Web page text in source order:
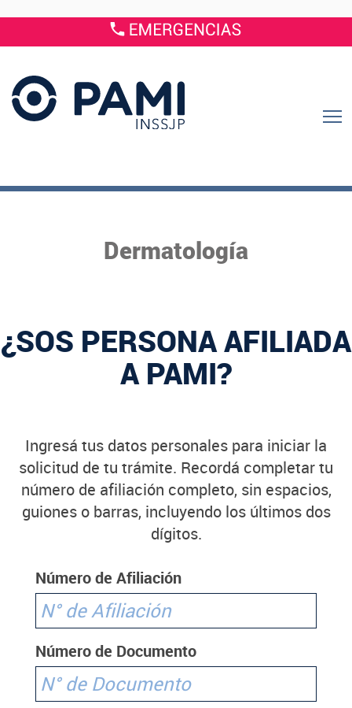
Dermatología
¿SOS PERSONA AFILIADA
A PAMI?
Ingresá tus datos personales para iniciar la
solicitud de tu trámite. Recordá completar tu
número de afiliación completo, sin espacios,
guiones o barras, incluyendo los últimos dos
dígitos.
Número de Afiliación
Número de Documento